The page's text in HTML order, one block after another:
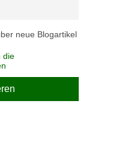
neue Blogartikel
die